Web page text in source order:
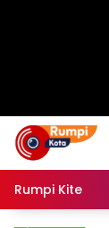
Rumpi Kite